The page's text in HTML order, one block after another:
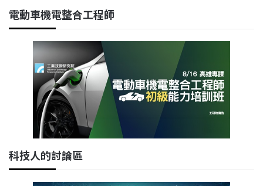
電動車機電整合工程師
科技人的討論區